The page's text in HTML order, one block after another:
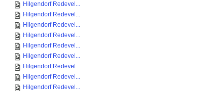
Hilgendorf Redevel...
Hilgendorf Redevel...
Hilgendorf Redevel...
Hilgendorf Redevel...
Hilgendorf Redevel...
Hilgendorf Redevel...
Hilgendorf Redevel...
Hilgendorf Redevel...
Hilgendorf Redevel...